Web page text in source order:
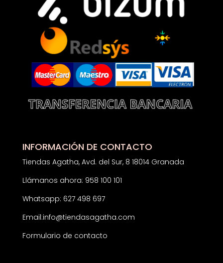
INFORMACIÓN DE CONTACTO
Tiendas Agatha, Avd. del Sur, 8 18014 Granada
Llámanos ahora: 958 100 101
Whatsapp: 627 498 697
Email:info@tiendasagatha.com
Formulario de contacto